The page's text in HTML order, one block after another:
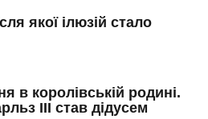
якої ілюзій стало
в королівській родині.
III став дідусем